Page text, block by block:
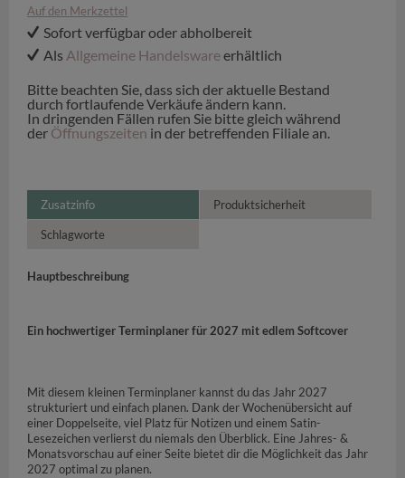
Auf den Merkzettel
Sofort verfügbar oder abholbereit
Als Allgemeine Handelswareerhältlich
Bitte beachten Sie, dass sich der aktuelle Bestand
durch fortlaufende Verkäufe ändern kann.
In dringenden Fällen rufen Sie bitte gleich während
der Öffnungszeiten in der betreffenden Filiale an.
Zusatzinfo Produktsicherheit
Schlagworte
Hauptbeschreibung
Ein hochwertiger Terminplaner für 2027 mit edlem Softcover
Mit diesem kleinen Terminplaner kannst du das Jahr 2027
strukturiert und einfach planen. Dank der Wochenübersicht auf
einer Doppelseite, viel Platz für Notizen und einem Satin-
Lesezeichen verlierst du niemals den Überblick. Eine Jahres- &
Monatsvorschau auf einer Seite bietet dir die Möglichkeit das Jahr
2027 optimal zu planen.